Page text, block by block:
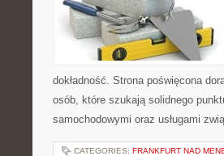
dokładność. Strona poświęcona
osób, które szukają solidnego
samochodowymi oraz usługami
CATEGORIES: FRANKFURT NAD